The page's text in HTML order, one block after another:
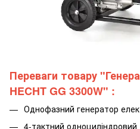
Переваги товару
HECHT GG 3300W" :
Однофазний генератор
4-тактний одноциліндровий